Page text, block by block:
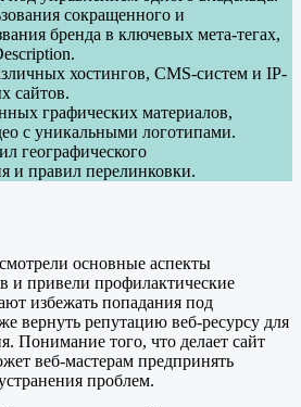
сокращенного и
бренда в ключевых мета-тегах,
хостингов, CMS-систем и IP-
сайтов.
графических материалов,
с уникальными логотипами.
географического
и правил перелинковки.
основные аспекты
и привели профилактические
избежать попадания под
вернуть репутацию веб-ресурсу для
Понимание того, что делает сайт
веб-мастерам предпринять
проблем.